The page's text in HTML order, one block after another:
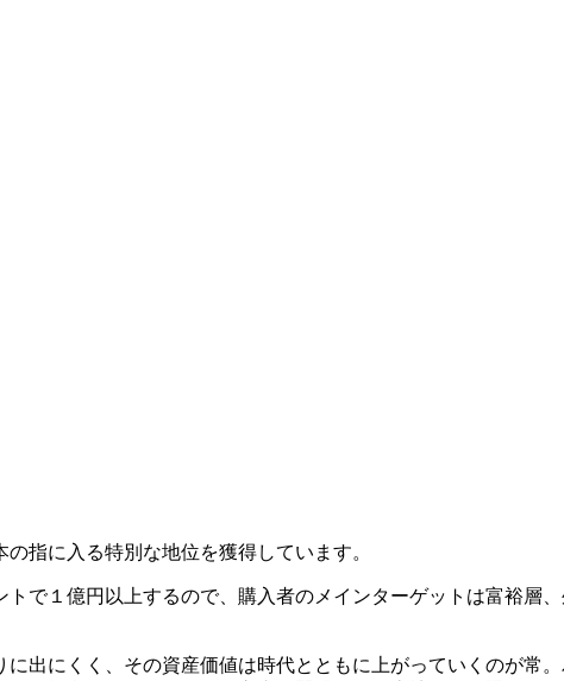
指に入る特別な地位を獲得しています。
で１億円以上するので、購入者のメインターゲットは富裕層
出にくく、その資産価値は時代とともに上がっていくのが常